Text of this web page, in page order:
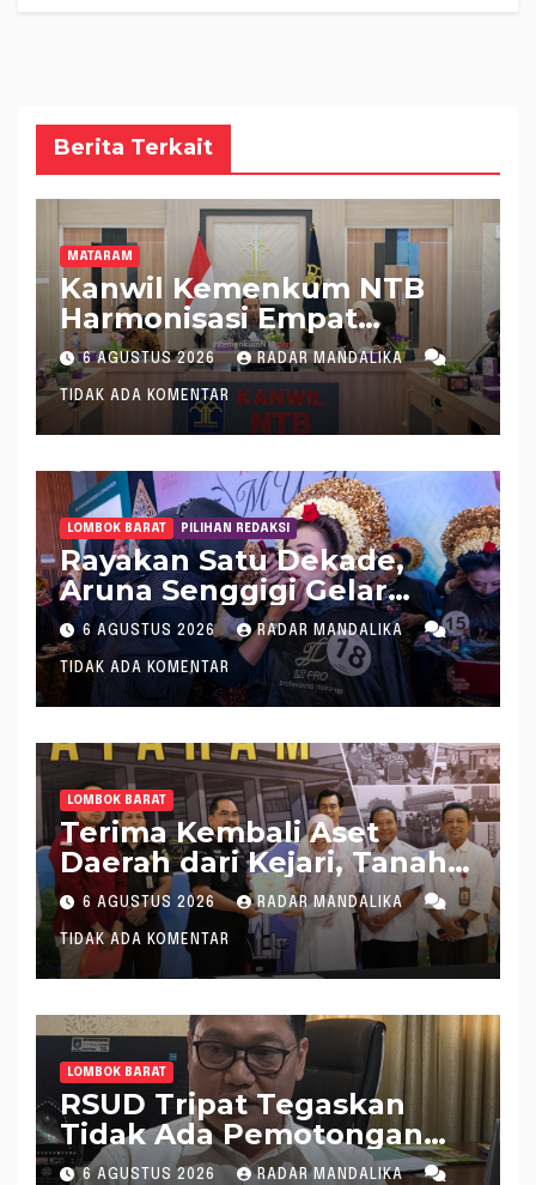
Berita Terkait
MATARAM
Kanwil Kemenkum NTB
Harmonisasi Empat
Rapergub untuk Perkuat
Kepastian Hukum di NTB
6 AGUSTUS 2026 RADAR MANDALIKA
TIDAK ADA KOMENTAR
LOMBOK BARAT PILIHAN REDAKSI
Rayakan Satu Dekade,
Aruna Senggigi Gelar
Aruna Makeup Artist
Competition 2026
6 AGUSTUS 2026 RADAR MANDALIKA
TIDAK ADA KOMENTAR
LOMBOK BARAT
Terima Kembali Aset
Daerah dari Kejari, Tanah
Pecatu Bagek Polak Siap
Disewakan
6 AGUSTUS 2026 RADAR MANDALIKA
TIDAK ADA KOMENTAR
LOMBOK BARAT
RSUD Tripat Tegaskan
Tidak Ada Pemotongan
Jaspel Sepihak
6 AGUSTUS 2026 RADAR MANDALIKA